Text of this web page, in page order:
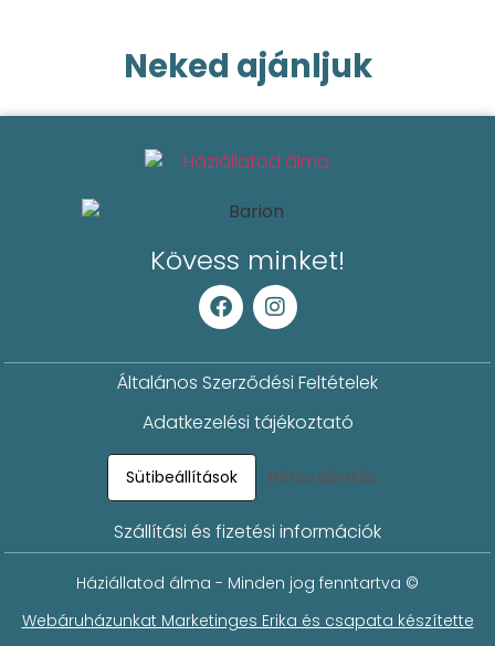
Neked ajánljuk
Kövess minket!
Általános Szerződési Feltételek
Adatkezelési tájékoztató
Sütibeállítások Nincs döntés
Szállítási és fizetési információk
Háziállatod álma - Minden jog fenntartva ©
Webáruházunkat Marketinges Erika és csapata készítette